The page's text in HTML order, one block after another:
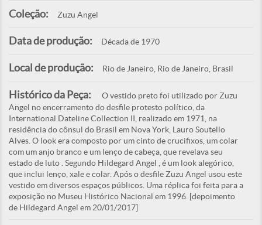
Coleção: Zuzu Angel
Data de produção: Década de 1970
Local de produção: Rio de Janeiro, Rio de Janeiro, Brasil
Histórico da Peça:
O vestido preto foi utilizado por Zuzu
Angel no encerramento do desfile protesto político, da
International Dateline Collection II, realizado em 1971, na
residência do cônsul do Brasil em Nova York, Lauro Soutello
Alves. O look era composto por um cinto de crucifixos, um colar
com um anjo branco e um lenço de cabeça, que revelava seu
estado de luto . Segundo Hildegard Angel , é um look alegórico,
que inclui lenço, xale e colar. Após o desfile Zuzu Angel usou este
vestido em diversos espaços públicos. Uma réplica foi feita para a
exposição no Museu Histórico Nacional em 1996. [depoimento
de Hildegard Angel em 20/01/2017]